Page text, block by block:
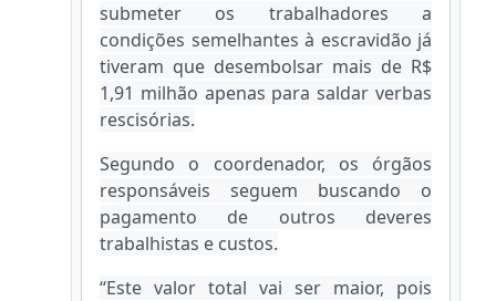
submeter os trabalhadores a
condições semelhantes à escravidão já
tiveram que desembolsar mais de R$
1,91 milhão apenas para saldar verbas
rescisórias.
Segundo o coordenador, os órgãos
responsáveis seguem buscando o
pagamento de outros deveres
trabalhistas e custos.
“Este valor total vai ser maior, pois